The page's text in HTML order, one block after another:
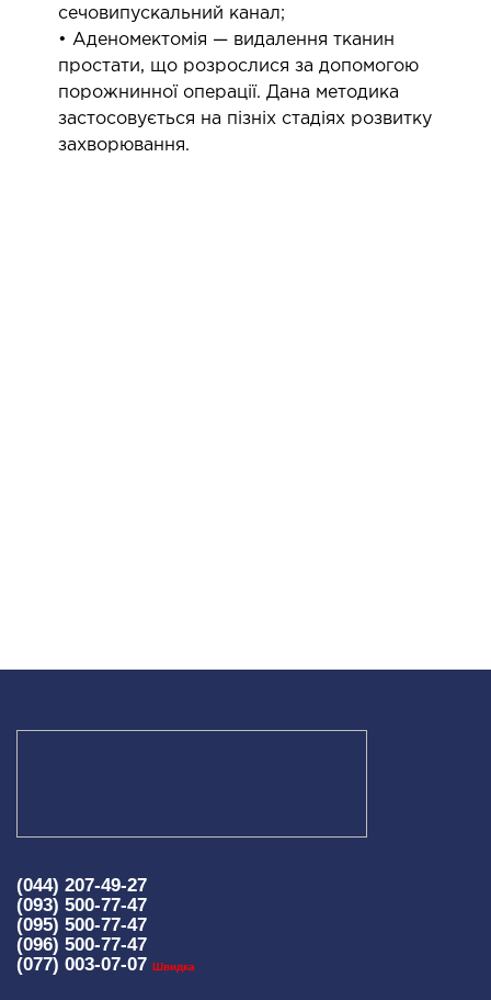
сечовипускальний канал;
• Аденомектомія — видалення тканин
простати, що розрослися за допомогою
порожнинної операції. Дана методика
застосовується на пізніх стадіях розвитку
захворювання.
(044) 207-49-27
(093) 500-77-47
(095) 500-77-47
(096) 500-77-47
(077) 003-07-07 Швидка